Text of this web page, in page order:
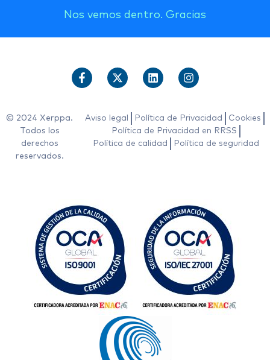
Nos vemos dentro. Gracias
© 2024 Xerppa.
Todos los
derechos
reservados.
Aviso legal Política de Privacidad
Cookies
Política de Privacidad en RRSS
Política de calidad
Política de seguridad